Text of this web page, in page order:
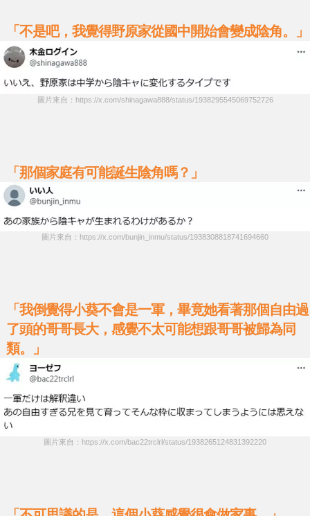
「不是吧，我覺得野原家從國中開始會變成陰角。」
圖片來自：https://x.com/shinagawa888/status/1938295545069752726
「那個家庭有可能誕生陰角嗎？」
圖片來自：https://x.com/bunjin_inmu/status/1938308818741694660
「我倒覺得小葵不會是一軍，畢竟她看著那個自由過
了頭的哥哥長大，感覺不太可能想跟哥哥被歸為同
類。」
圖片來自：https://x.com/bac22trclrl/status/1938265124831392220